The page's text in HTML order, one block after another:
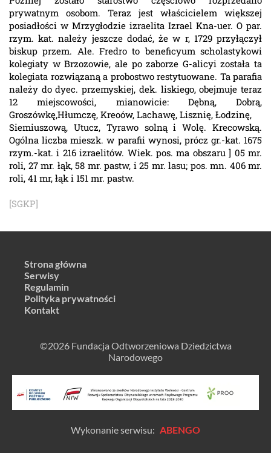
prywatnym osobom. Teraz jest właścicielem większej
posiadłości w Mrzygłodzie izraelita Izrael Kna-uer. O par.
rzym. kat. należy jeszcze dodać, że w r, 1729 przyłączył
biskup przem. Ale. Fredro to beneficyum scholastykowi
kolegiaty w Brzozowie, ale po zaborze G-alicyi została ta
kolegiata rozwiązaną a probostwo restytuowane. Ta parafia
należy do dyec. przemyskiej, dek. liskiego, obejmuje teraz
12 miejscowości, mianowicie: Dębną, Dobrą,
Groszówkę,Hłumczę, Kreoów, Lachawę, Lisznię, Łodzinę,
Siemiuszową, Utucz, Tyrawo solną i Wolę. Krecowską.
Ogólna liczba mieszk. w parafii wynosi, prócz gr.-kat. 1675
rzym.-kat. i 216 izraelitów. Wiek. pos. ma obszaru ] 05 mr.
roli, 27 mr. łąk, 58 mr. pastw, i 25 mr. lasu; pos. mn. 406 mr.
roli, 41 mr, łąk i 151 mr. pastw.
[SGKP]
Strona główna
Serwisy
Regulamin
Polityka prywatności
Kontakt
©2026 Fundacja Odtworzeniowa Dziedzictwa
Narodowego
Wykonanie serwisu: ABENGO